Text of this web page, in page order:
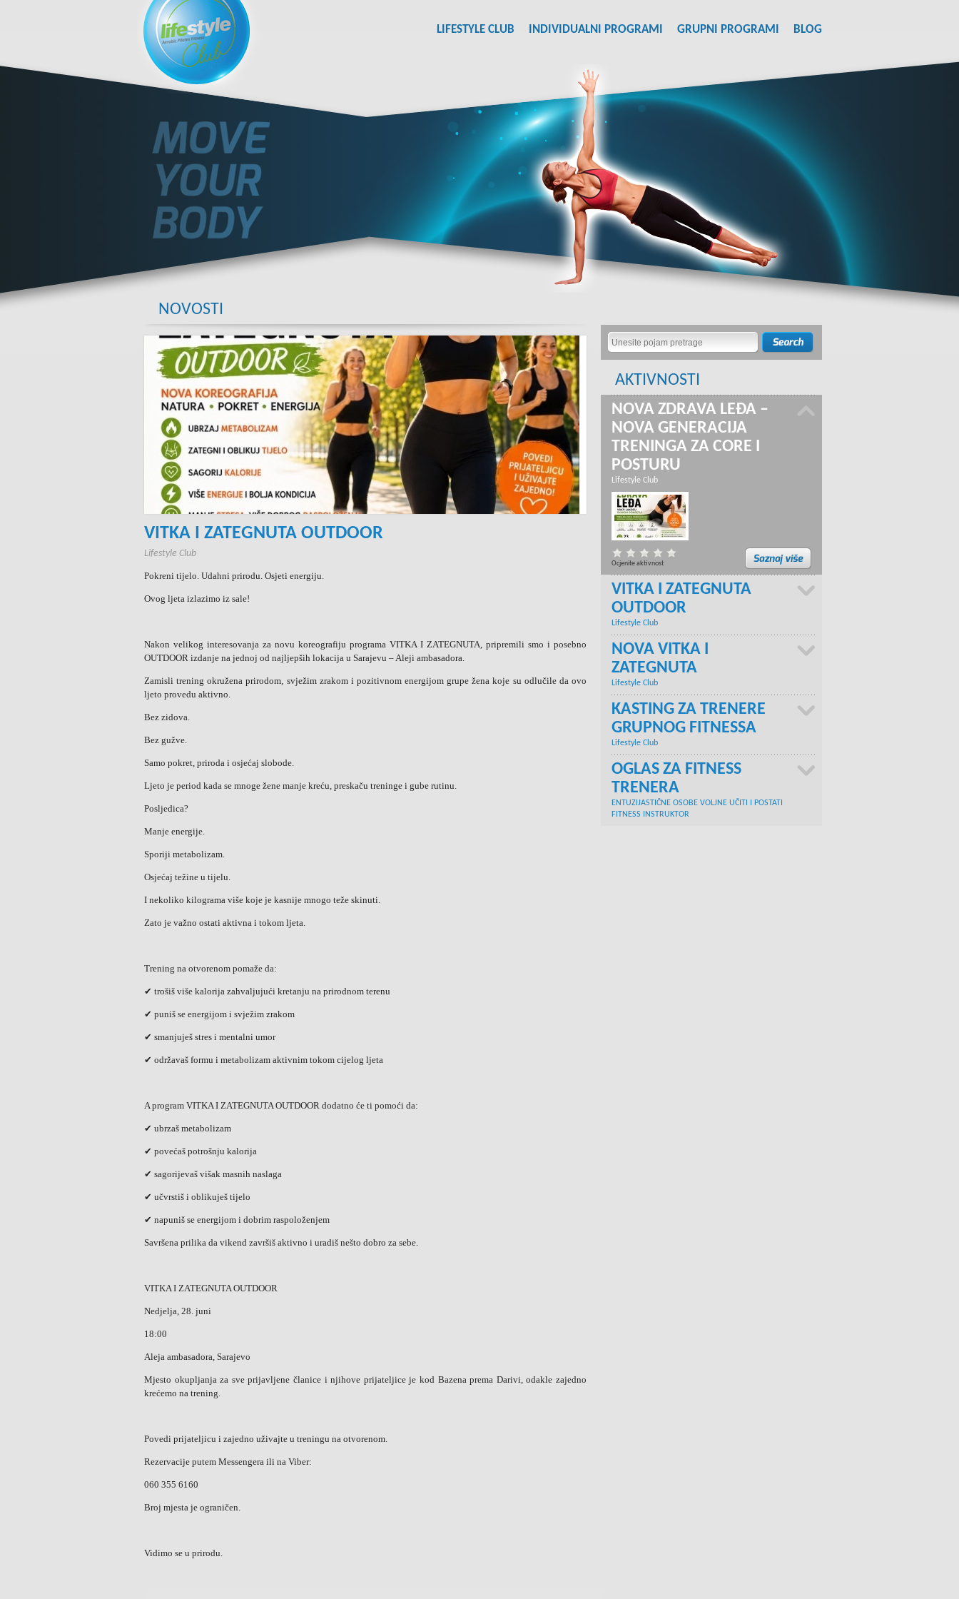
LIFESTYLE CLUB INDIVIDUALNI PROGRAMI GRUPNI PROGRAMI BLOG
NOVOSTI
VITKA I ZATEGNUTA OUTDOOR
Lifestyle Club
Pokreni tijelo. Udahni prirodu. Osjeti energiju.
Ovog ljeta izlazimo iz sale!
Nakon velikog interesovanja za novu koreografiju programa VITKA I ZATEGNUTA, pripremili smo i posebno
OUTDOOR izdanje na jednoj od najljepših lokacija u Sarajevu – Aleji ambasadora.
Zamisli trening okružena prirodom, svježim zrakom i pozitivnom energijom grupe žena koje su odlučile da ovo
ljeto provedu aktivno.
Bez zidova.
Bez gužve.
Samo pokret, priroda i osjećaj slobode.
Ljeto je period kada se mnoge žene manje kreću, preskaču treninge i gube rutinu.
Posljedica?
Manje energije.
Sporiji metabolizam.
Osjećaj težine u tijelu.
I nekoliko kilograma više koje je kasnije mnogo teže skinuti.
Zato je važno ostati aktivna i tokom ljeta.
Trening na otvorenom pomaže da:
✔ trošiš više kalorija zahvaljujući kretanju na prirodnom terenu
✔ puniš se energijom i svježim zrakom
✔ smanjuješ stres i mentalni umor
✔ održavaš formu i metabolizam aktivnim tokom cijelog ljeta
A program VITKA I ZATEGNUTA OUTDOOR dodatno će ti pomoći da:
✔ ubrzaš metabolizam
✔ povećaš potrošnju kalorija
✔ sagorijevaš višak masnih naslaga
✔ učvrstiš i oblikuješ tijelo
✔ napuniš se energijom i dobrim raspoloženjem
Savršena prilika da vikend završiš aktivno i uradiš nešto dobro za sebe.
VITKA I ZATEGNUTA OUTDOOR
Nedjelja, 28. juni
18:00
Aleja ambasadora, Sarajevo
Mjesto okupljanja za sve prijavljene članice i njihove prijateljice je kod Bazena prema Darivi, odakle zajedno
krećemo na trening.
Povedi prijateljicu i zajedno uživajte u treningu na otvorenom.
Rezervacije putem Messengera ili na Viber:
060 355 6160
Broj mjesta je ograničen.
Vidimo se u prirodu.
AKTIVNOSTI
NOVA ZDRAVA LEĐA –
NOVA GENERACIJA
TRENINGA ZA CORE I
POSTURU
Lifestyle Club
Ocjenite aktivnost
VITKA I ZATEGNUTA
OUTDOOR
Lifestyle Club
NOVA VITKA I
ZATEGNUTA
Lifestyle Club
KASTING ZA TRENERE
GRUPNOG FITNESSA
Lifestyle Club
OGLAS ZA FITNESS
TRENERA
ENTUZIJASTIČNE OSOBE VOLJNE UČITI I POSTATI
FITNESS INSTRUKTOR